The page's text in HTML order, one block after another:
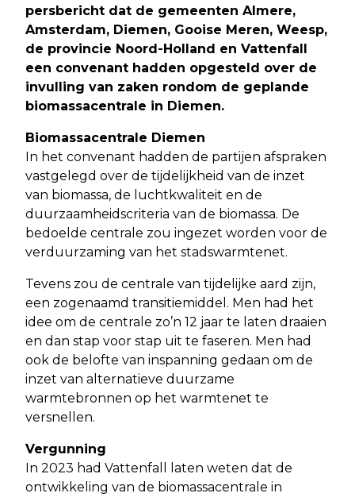
persbericht dat de gemeenten Almere,
Amsterdam, Diemen, Gooise Meren, Weesp,
de provincie Noord-Holland en Vattenfall
een convenant hadden opgesteld over de
invulling van zaken rondom de geplande
biomassacentrale in Diemen.
Biomassacentrale Diemen
In het convenant hadden de partijen afspraken
vastgelegd over de tijdelijkheid van de inzet
van biomassa, de luchtkwaliteit en de
duurzaamheidscriteria van de biomassa. De
bedoelde centrale zou ingezet worden voor de
verduurzaming van het stadswarmtenet.
Tevens zou de centrale van tijdelijke aard zijn,
een zogenaamd transitiemiddel. Men had het
idee om de centrale zo’n 12 jaar te laten draaien
en dan stap voor stap uit te faseren. Men had
ook de belofte van inspanning gedaan om de
inzet van alternatieve duurzame
warmtebronnen op het warmtenet te
versnellen.
Vergunning
In 2023 had Vattenfall laten weten dat de
ontwikkeling van de biomassacentrale in